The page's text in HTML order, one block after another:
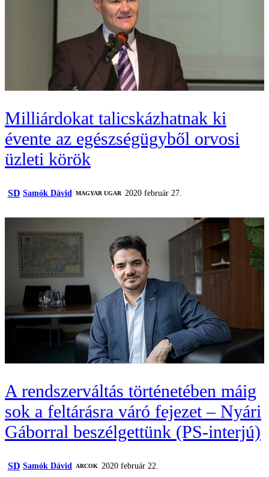
Milliárdokat talicskázhatnak ki
évente az egészségügyből orvosi
üzleti körök
SD Samók Dávid MAGYAR UGAR 2020 február 27.
A rendszerváltás történetében máig
sok a feltárásra váró fejezet – Nyári
Gáborral beszélgettünk (PS-interjú)
SD Samók Dávid ARCOK
2020 február 22.